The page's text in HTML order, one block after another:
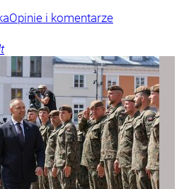
Opinie i komentarze